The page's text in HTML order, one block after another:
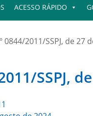
ACESSO RÁPIDO
0844/2011/SSPJ, de 27
SSPJ,